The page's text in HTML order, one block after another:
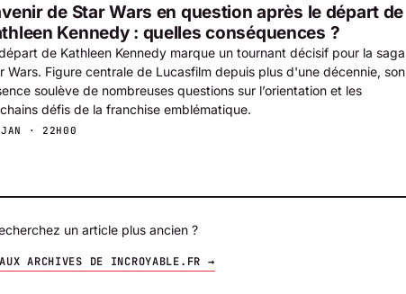
de Star Wars en question après le départ de
Kennedy : quelles conséquences ?
de Kathleen Kennedy marque un tournant décisif pour la saga
Wars. Figure centrale de Lucasfilm depuis plus d'une décennie, son
soulève de nombreuses questions sur l’orientation et les
défis de la franchise emblématique.
· 22H00
un article plus ancien ?
ARCHIVES DE INCROYABLE.FR →